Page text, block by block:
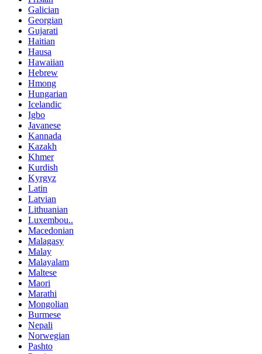
Galician
Georgian
Gujarati
Haitian
Hausa
Hawaiian
Hebrew
Hmong
Hungarian
Icelandic
Igbo
Javanese
Kannada
Kazakh
Khmer
Kurdish
Kyrgyz
Latin
Latvian
Lithuanian
Luxembou..
Macedonian
Malagasy
Malay
Malayalam
Maltese
Maori
Marathi
Mongolian
Burmese
Nepali
Norwegian
Pashto